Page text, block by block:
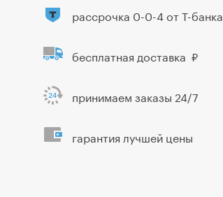
рассрочка 0-0-4 от Т-банка
бесплатная доставка
принимаем заказы 24/7
гарантия лучшей цены